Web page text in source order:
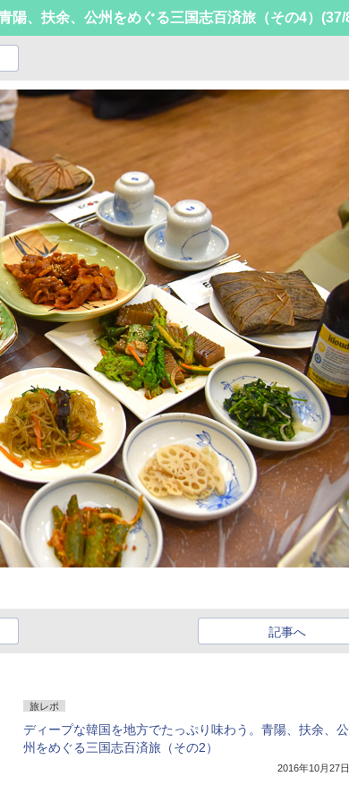
陽、扶余、公州をめぐる三国志百済旅（その4） (37/
記事へ
旅レポ
ディープな韓国を地方でたっぷり味わう。青陽、扶余、公
州をめぐる三国志百済旅（その2）
2016年10月27日